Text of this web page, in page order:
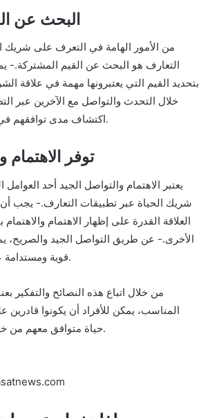
البحث عن
التعارف هو البحث عن القيم المشتركة.-
بتحديد القيم التي يعتبرونها مهمة في علاقة
خلال التحدث والتواصل مع الآخرين عبر
اكتشاف مدى توافقهم في قضايا القيم الحياتية.
توفر الاهتمام
شريك الحياة عبر تطبيقات التعارف.- يجب
العلاقة القدرة على إظهار الاهتمام والاهتمام
الأخرى.- عن طريق التواصل الجيد والصريح،
قوية ومستدامة عبر تطبيقات التعارف.
من خلال اتباع هذه النصائح والتفكير
المناسب، يمكن للأفراد أن يكونوا
حياة متوافق معهم من خلال تطبيقات التعارف.